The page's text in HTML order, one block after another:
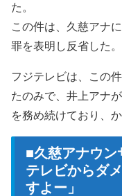
た。
この件は、久慈アナ
罪を表明し反省した。
フジテレビは、この
たのみで、井上アナ
を務め続けており、
■久慈アナウン
テレビからダ
すよー」